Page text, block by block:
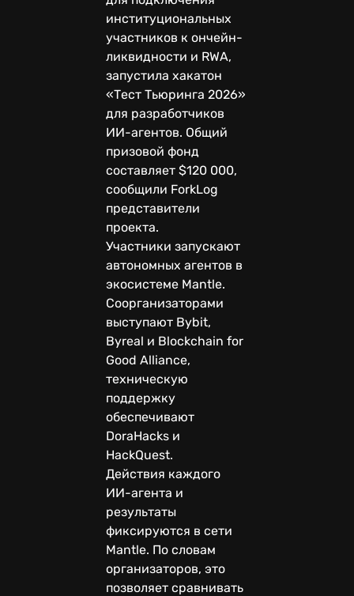
институциональных
участников к ончейн-
ликвидности и RWA,
запустила хакатон
«Тест Тьюринга 2026»
для разработчиков
ИИ-агентов. Общий
призовой фонд
составляет $120 000,
сообщили ForkLog
представители
проекта.
Участники запускают
автономных агентов в
экосистеме Mantle.
Соорганизаторами
выступают Bybit,
Byreal и Blockchain for
Good Alliance,
техническую
поддержку
обеспечивают
DoraHacks и
HackQuest.
Действия каждого
ИИ-агента и
результаты
фиксируются в сети
Mantle. По словам
организаторов, это
позволяет сравнивать